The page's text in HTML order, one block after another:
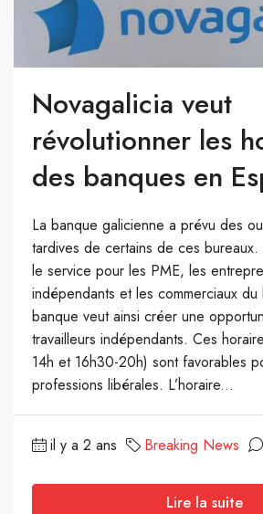
Novagalicia veut
révolutionner les
des banques en
La banque galicienne a prévu des
tardives de certains de ces
le service pour les PME, les
indépendants et les commerciaux
banque veut ainsi créer une
travailleurs indépendants. Ces
14h et 16h30-20h) sont favorables
professions libérales. L’horaire...
il y a 2 ans Breaking News
Lire la suite